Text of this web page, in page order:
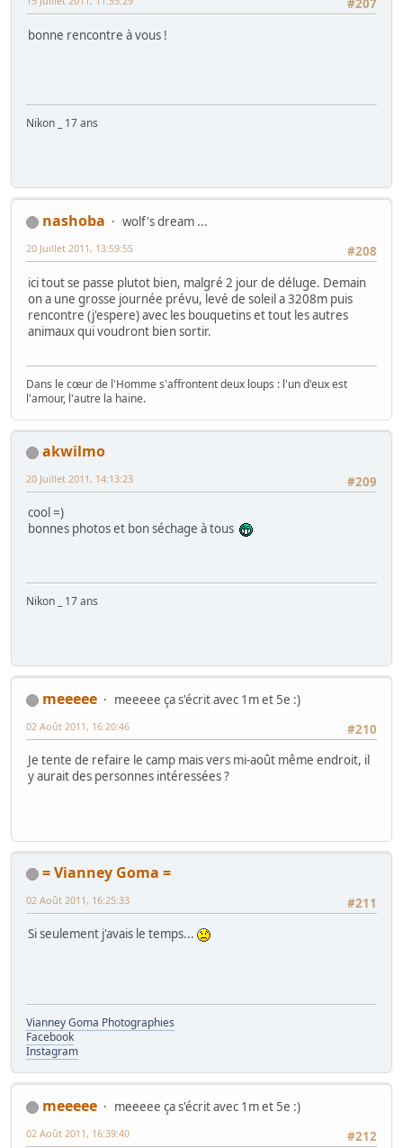
#207
bonne rencontre à vous !
Nikon _ 17 ans
nashoba
wolf's dream ...
#208
20 Juillet 2011, 13:59:55
ici tout se passe plutot bien, malgré 2 jour de déluge. Demain
on a une grosse journée prévu, levé de soleil a 3208m puis
rencontre (j'espere) avec les bouquetins et tout les autres
animaux qui voudront bien sortir.
Dans le cœur de l'Homme s'affrontent deux loups : l'un d'eux est
l'amour, l'autre la haine.
akwilmo
#209
20 Juillet 2011, 14:13:23
cool =)
bonnes photos et bon séchage à tous
Nikon _ 17 ans
meeeee
meeeee ça s'écrit avec 1m et 5e :)
#210
02 Août 2011, 16:20:46
Je tente de refaire le camp mais vers mi-août même endroit, il
y aurait des personnes intéressées ?
= Vianney Goma =
#211
02 Août 2011, 16:25:33
Si seulement j'avais le temps...
Vianney Goma Photographies
Facebook
Instagram
meeeee
meeeee ça s'écrit avec 1m et 5e :)
#212
02 Août 2011, 16:39:40